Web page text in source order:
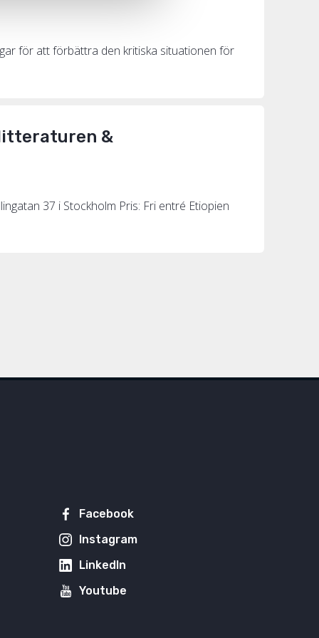
för att förbättra den kritiska situationen för
&
37 i Stockholm Pris: Fri entré Etiopien
Facebook
Instagram
LinkedIn
Youtube